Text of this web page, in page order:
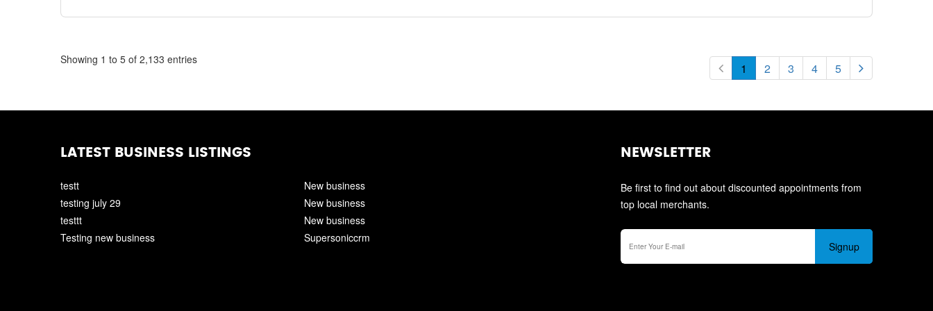
Showing 1 to 5 of 2,133 entries
1 2 3 4 5
LATEST BUSINESS LISTINGS
testt
testing july 29
testtt
Testing new business
New business
New business
New business
Supersoniccrm
NEWSLETTER
Be first to find out about discounted appointments from
top local merchants.
Signup